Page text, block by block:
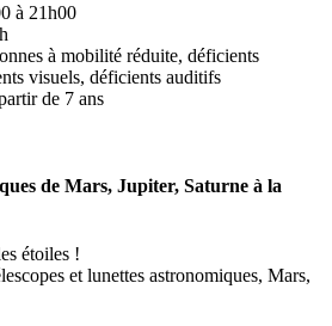
à 21h00
à mobilité réduite, déficients
visuels, déficients auditifs
de 7 ans
de Mars, Jupiter, Saturne à la
étoiles !
et lunettes astronomiques, Mars,